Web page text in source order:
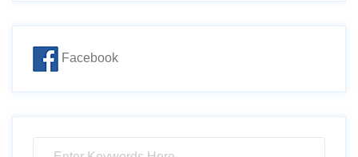
Facebook